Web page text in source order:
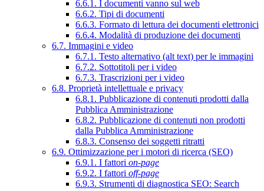
6.6.1. I documenti vanno sul web
6.6.2. Tipi di documenti
6.6.3. Formato di lettura dei documenti elettronici
6.6.4. Modalità di produzione dei documenti
6.7. Immagini e video
6.7.1. Testo alternativo (alt text) per le immagini
6.7.2. Sottotitoli per i video
6.7.3. Trascrizioni per i video
6.8. Proprietà intellettuale e privacy
6.8.1. Pubblicazione di contenuti prodotti dalla
Pubblica Amministrazione
6.8.2. Pubblicazione di contenuti non prodotti
dalla Pubblica Amministrazione
6.8.3. Consenso dei soggetti ritratti
6.9. Ottimizzazione per i motori di ricerca (SEO)
6.9.1. I fattori on-page
6.9.2. I fattori off-page
6.9.3. Strumenti di diagnostica SEO: Search